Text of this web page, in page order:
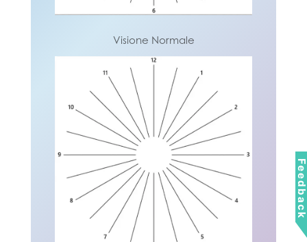
Visione Normale
Visione Normale